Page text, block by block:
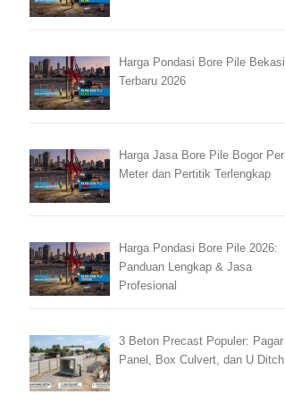
Harga Pondasi Bore Pile Bekasi
Terbaru 2026
Harga Jasa Bore Pile Bogor Per
Meter dan Pertitik Terlengkap
Harga Pondasi Bore Pile 2026:
Panduan Lengkap & Jasa
Profesional
3 Beton Precast Populer: Pagar
Panel, Box Culvert, dan U Ditch